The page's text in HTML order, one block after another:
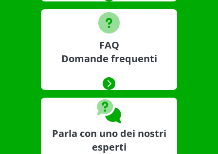
FAQ
Domande frequenti
Parla con uno dei nostri
esperti